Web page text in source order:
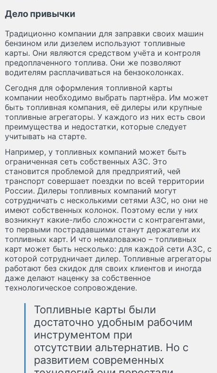
Дело привычки
Традиционно компании для заправки своих машин
бензином или дизелем используют топливные
карты. Они являются средством учёта и контроля
предоплаченного топлива. Они же позволяют
водителям расплачиваться на бензоколонках.
Сегодня для оформления топливной карты
компании необходимо выбрать партнёра. Им может
быть топливная компания, её дилеры или крупные
топливные агрегаторы. У каждого из них есть свои
преимущества и недостатки, которые следует
учитывать на старте.
Например, у топливных компаний может быть
ограниченная сеть собственных АЗС. Это
становится проблемой для предприятий, чей
транспорт совершает поездки по всей территории
России. Дилеры топливных компаний могут
сотрудничать с несколькими сетями АЗС, но они не
имеют собственных колонок. Поэтому если у них
возникнут какие-либо сложности с контрагентами,
то первыми пострадавшими станут держатели их
топливных карт. И что немаловажно – топливных
карт может быть несколько: для каждой сети АЗС, с
которой сотрудничает дилер. Топливные агрегаторы
работают без скидок для своих клиентов и иногда
даже делают наценку за собственное
технологическое сопровождение.
Топливные карты были
достаточно удобным рабочим
инструментом при
отсутствии альтернатив. Но с
развитием современных